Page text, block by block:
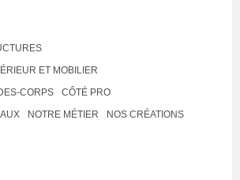
ET MOBILIER
CORPS
CÔTÉ PRO
NOTRE MÉTIER
NOS CRÉATIONS